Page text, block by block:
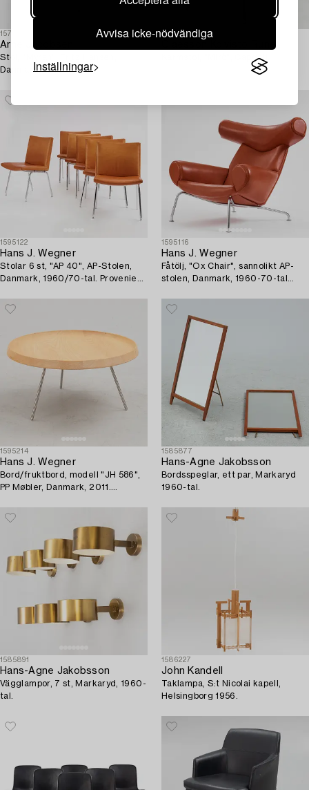
Avvisa icke-nödvändiga
Inställningar
1577556
Arne Jacobsen
Stol, "Myran", Fritz Hansen,
Danmark, 1998.
1588281
Claesson Koivisto Rune
Karmstol, "Mirò", Capdell.
1595122
Hans J. Wegner
Stolar 6 st, "AP 40", AP-Stolen,
Danmark, 1960/70-tal. Proveniens
1595116
Hans J. Wegner
Fåtölj, "Ox Chair", sannolikt AP-
stolen, Danmark, 1960-70-tal
1595214
Hans J. Wegner
Bord/fruktbord, modell "JH 586",
PP Møbler, Danmark, 2011.
1585877
Hans-Agne Jakobsson
Bordsspeglar, ett par, Markaryd
1960-tal.
1585891
Hans-Agne Jakobsson
Vägglampor, 7 st, Markaryd, 1960-
tal.
1586227
John Kandell
Taklampa, S:t Nicolai kapell,
Helsingborg 1956.